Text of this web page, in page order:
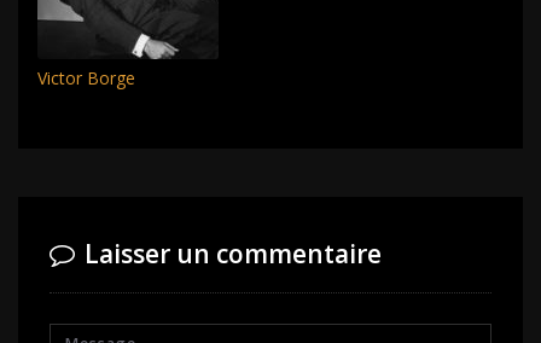
Victor Borge
Laisser un commentaire